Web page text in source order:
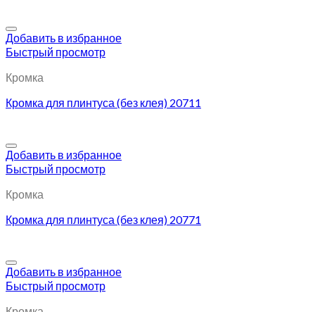
Добавить в избранное
Быстрый просмотр
Кромка
Кромка для плинтуса (без клея) 20711
Добавить в избранное
Быстрый просмотр
Кромка
Кромка для плинтуса (без клея) 20771
Добавить в избранное
Быстрый просмотр